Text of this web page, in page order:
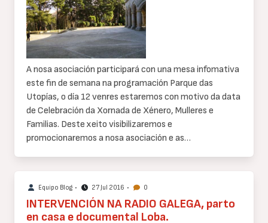
texto
A nosa asociación participará con una mesa infomativa
este fin de semana na programación Parque das
Utopías, o día 12 venres estaremos con motivo da data
de Celebración da Xornada de Xénero, Mulleres e
Familias. Deste xeito visibilizaremos e
promocionaremos a nosa asociación e as…
Equipo Blog • 27 Jul 2016 • 0
INTERVENCIÓN NA RADIO GALEGA, parto
en casa e documental Loba.